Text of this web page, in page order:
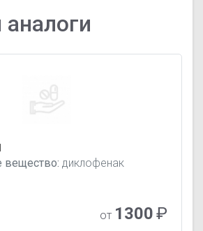
диклофенак
от 1300₽